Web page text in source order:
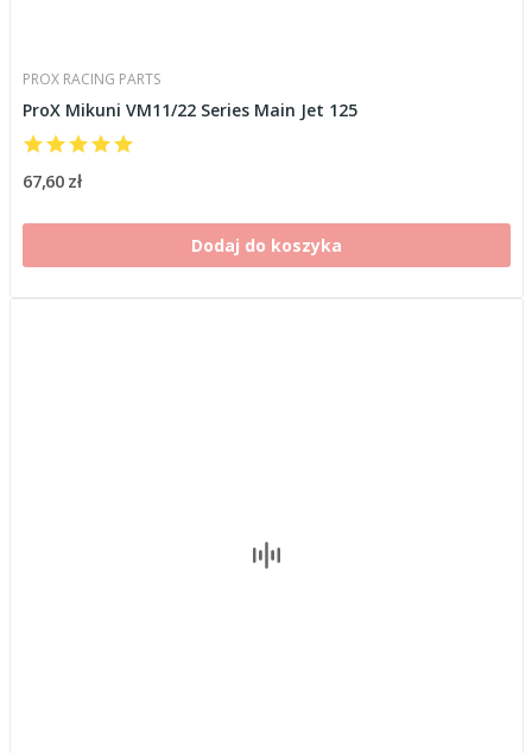
PROX RACING PARTS
ProX Mikuni VM11/22 Series Main Jet 125
67,60 zł
Dodaj do koszyka